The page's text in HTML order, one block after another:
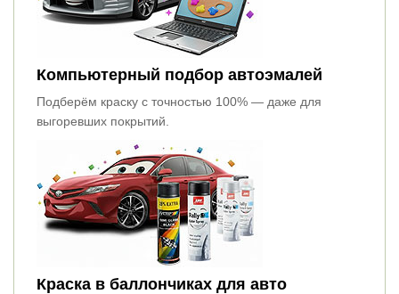
Компьютерный подбор автоэмалей
Подберём краску с точностью 100% — даже для
выгоревших покрытий.
Краска в баллончиках для авто